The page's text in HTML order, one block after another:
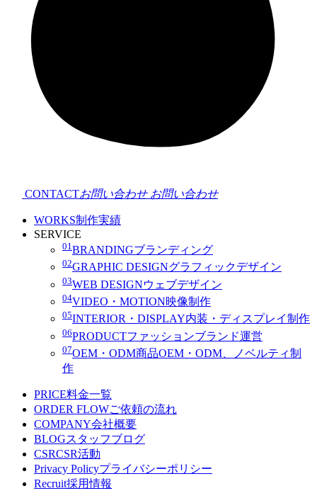
CONTACTお問い合わせ お問い合わせ
WORKS制作実績
SERVICE
01 BRANDINGブランディング
02GRAPHIC DESIGNグラフィックデザイン
03WEB DESIGNウェブデザイン
04VIDEO・MOTION映像制作
05INTERIOR・DISPLAY内装・ディスプレイ制作
06PRODUCTファッションブランド運営
07OEM・ODM商品OEM・ODM、ノベルティ制
作
PRICE料金一覧
ORDER FLOWご依頼の流れ
COMPANY会社概要
BLOGスタッフブログ
CSRCSR活動
Privacy Policyプライバシーポリシー
Recruit採用情報